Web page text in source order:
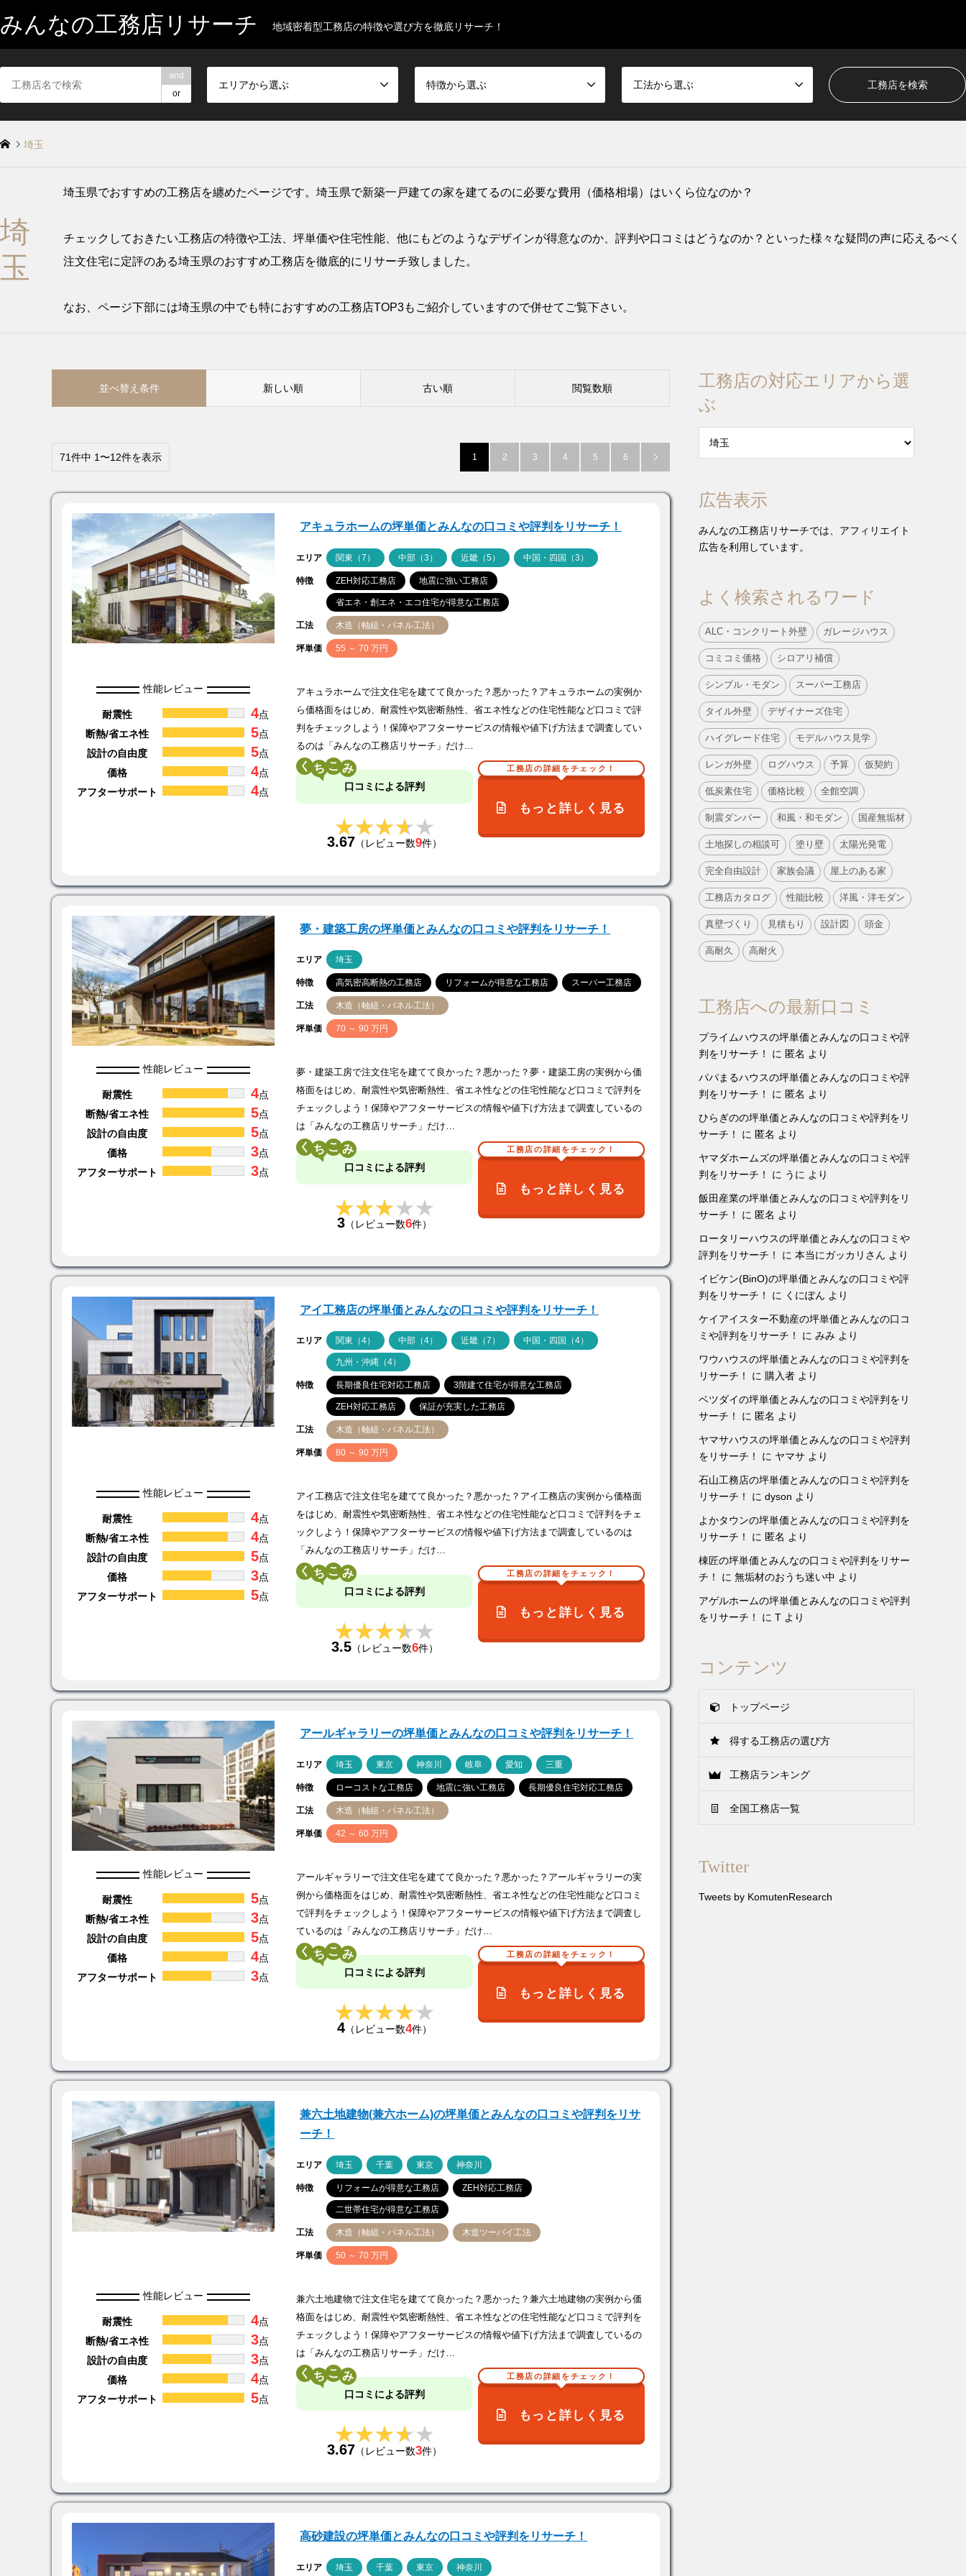
みんなの工務店リサーチ 地域密着型工務店の特徴や選び方を徹底リサーチ！
and
or
エリアから選ぶ 特徴から選ぶ 工法から選ぶ
埼玉
埼
玉
埼玉県でおすすめの工務店を纏めたページです。埼玉県で新築一戸建ての家を建てるのに必要な費用（価格相場）はいくら位なのか？
チェックしておきたい工務店の特徴や工法、坪単価や住宅性能、他にもどのようなデザインが得意なのか、評判や口コミはどうなのか？といった様々な疑問の声に応えるべく
注文住宅に定評のある埼玉県のおすすめ工務店を徹底的にリサーチ致しました。
なお、ページ下部には埼玉県の中でも特におすすめの工務店TOP3もご紹介していますので併せてご覧下さい。
並べ替え条件 新しい順 古い順 閲覧数順
71件中 1〜12件を表示 1 2 3 4 5 6 
アキュラホームの坪単価とみんなの口コミや評判をリサーチ！
エリア 関東（7） 中部（3） 近畿（5） 中国・四国（3）
特徴 ZEH対応工務店 地震に強い工務店
省エネ・創エネ・エコ住宅が得意な工務店
工法 木造（軸組・パネル工法）
坪単価 55 ～ 70 万円
性能レビュー
耐震性 4点
断熱/省エネ性
5点
設計の自由度
5点
価格
4点
アフターサポート
4点
アキュラホームで注文住宅を建てて良かった？悪かった？アキュラホームの実例か
ら価格面をはじめ、耐震性や気密断熱性、省エネ性などの住宅性能など口コミで評
判をチェックしよう！保障やアフターサービスの情報や値下げ方法まで調査してい
るのは「みんなの工務店リサーチ」だけ…
く こ
口コミによる評判
★★★★★
★★★★★
3.67 （レビュー数9件）
工務店の詳細をチェック！
もっと詳しく見る
夢・建築工房の坪単価とみんなの口コミや評判をリサーチ！
エリア 埼玉
特徴 高気密高断熱の工務店 リフォームが得意な工務店 スーパー工務店
工法 木造（軸組・パネル工法）
坪単価 70 ～ 90 万円
性能レビュー
耐震性 4点
断熱/省エネ性
5点
設計の自由度
5点
価格
3点
アフターサポート
3点
夢・建築工房で注文住宅を建てて良かった？悪かった？夢・建築工房の実例から価
格面をはじめ、耐震性や気密断熱性、省エネ性などの住宅性能など口コミで評判を
チェックしよう！保障やアフターサービスの情報や値下げ方法まで調査しているの
は「みんなの工務店リサーチ」だけ…
く こ
口コミによる評判
★★★★★
★★★★★
3 （レビュー数6件）
工務店の詳細をチェック！
もっと詳しく見る
アイ工務店の坪単価とみんなの口コミや評判をリサーチ！
エリア 関東（4） 中部（4） 近畿（7） 中国・四国（4）
九州・沖縄（4）
特徴 長期優良住宅対応工務店 3階建て住宅が得意な工務店
ZEH対応工務店 保証が充実した工務店
工法 木造（軸組・パネル工法）
坪単価 80 ～ 90 万円
性能レビュー
耐震性 4点
断熱/省エネ性
4点
設計の自由度
5点
価格
3点
アフターサポート
5点
アイ工務店で注文住宅を建てて良かった？悪かった？アイ工務店の実例から価格面
をはじめ、耐震性や気密断熱性、省エネ性などの住宅性能など口コミで評判をチェ
ックしよう！保障やアフターサービスの情報や値下げ方法まで調査しているのは
「みんなの工務店リサーチ」だけ…
く こ
口コミによる評判
★★★★★
★★★★★
3.5（レビュー数6件）
工務店の詳細をチェック！
もっと詳しく見る
アールギャラリーの坪単価とみんなの口コミや評判をリサーチ！
エリア 埼玉 東京 神奈川 岐阜 愛知 三重
特徴 ローコストな工務店 地震に強い工務店 長期優良住宅対応工務店
工法 木造（軸組・パネル工法）
坪単価 42 ～ 60 万円
性能レビュー
耐震性 5点
断熱/省エネ性
3点
設計の自由度
5点
価格
4点
アフターサポート
3点
アールギャラリーで注文住宅を建てて良かった？悪かった？アールギャラリーの実
例から価格面をはじめ、耐震性や気密断熱性、省エネ性などの住宅性能など口コミ
で評判をチェックしよう！保障やアフターサービスの情報や値下げ方法まで調査し
ているのは「みんなの工務店リサーチ」だけ…
く こ
口コミによる評判
★★★★★
★★★★★
4 （レビュー数4件）
工務店の詳細をチェック！
もっと詳しく見る
兼六土地建物(兼六ホーム)の坪単価とみんなの口コミや評判をリサ
ーチ！
エリア 埼玉 千葉 東京 神奈川
特徴 リフォームが得意な工務店 ZEH対応工務店
二世帯住宅が得意な工務店
工法 木造（軸組・パネル工法） 木造ツーバイ工法
坪単価 50 ～ 70 万円
性能レビュー
耐震性 4点
断熱/省エネ性
3点
設計の自由度
3点
価格
4点
アフターサポート
5点
兼六土地建物で注文住宅を建てて良かった？悪かった？兼六土地建物の実例から価
格面をはじめ、耐震性や気密断熱性、省エネ性などの住宅性能など口コミで評判を
チェックしよう！保障やアフターサービスの情報や値下げ方法まで調査しているの
は「みんなの工務店リサーチ」だけ…
く こ
口コミによる評判
★★★★★
★★★★★
3.67 （レビュー数3件）
工務店の詳細をチェック！
もっと詳しく見る
高砂建設の坪単価とみんなの口コミや評判をリサーチ！
エリア 埼玉 千葉 東京 神奈川
工務店の対応エリアから選
ぶ
広告表示
みんなの工務店リサーチでは、アフィリエイト
広告を利用しています。
よく検索されるワード
ALC・コンクリート外壁 ガレージハウス
コミコミ価格 シロアリ補償
シンプル・モダン スーパー工務店
タイル外壁 デザイナーズ住宅
ハイグレード住宅 モデルハウス見学
レンガ外壁 ログハウス 予算 仮契約
低炭素住宅 価格比較 全館空調
制震ダンパー 和風・和モダン 国産無垢材
土地探しの相談可 塗り壁 太陽光発電
完全自由設計 家族会議 屋上のある家
工務店カタログ 性能比較 洋風・洋モダン
真壁づくり 見積もり 設計図 頭金
高耐久 高耐火
工務店への最新口コミ
プライムハウスの坪単価とみんなの口コミや評
判をリサーチ！
に 匿名 より
パパまるハウスの坪単価とみんなの口コミや評
判をリサーチ！
に 匿名 より
ひらぎのの坪単価とみんなの口コミや評判をリ
サーチ！
に 匿名 より
ヤマダホームズの坪単価とみんなの口コミや評
判をリサーチ！
に うに より
飯田産業の坪単価とみんなの口コミや評判をリ
サーチ！
に 匿名 より
ロータリーハウスの坪単価とみんなの口コミや
評判をリサーチ！
に 本当にガッカリさん より
イビケン(BinO)の坪単価とみんなの口コミや評
判をリサーチ！
に くにぽん より
ケイアイスター不動産の坪単価とみんなの口コ
ミや評判をリサーチ！
に みみ より
ワウハウスの坪単価とみんなの口コミや評判を
リサーチ！
に 購入者 より
ベツダイの坪単価とみんなの口コミや評判をリ
サーチ！
に 匿名 より
ヤマサハウスの坪単価とみんなの口コミや評判
をリサーチ！
に ヤマサ より
石山工務店の坪単価とみんなの口コミや評判を
リサーチ！
に dyson より
よかタウンの坪単価とみんなの口コミや評判を
リサーチ！
に 匿名 より
棟匠の坪単価とみんなの口コミや評判をリサー
チ！
に 無垢材のおうち迷い中 より
アゲルホームの坪単価とみんなの口コミや評判
をリサーチ！
に T より
コンテンツ
トップページ
得する工務店の選び方
工務店ランキング
全国工務店一覧
Twitter
Tweets by KomutenResearch